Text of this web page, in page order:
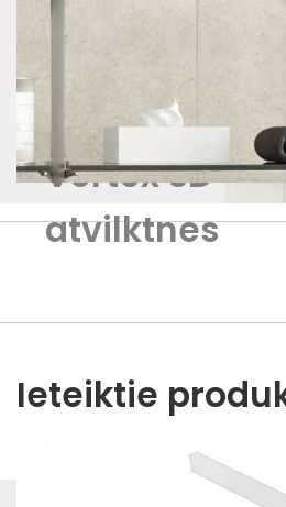
JAUNUMS!
Vertex 3D
atvilktnes
Ieteiktie